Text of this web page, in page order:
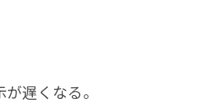
遅くなる。